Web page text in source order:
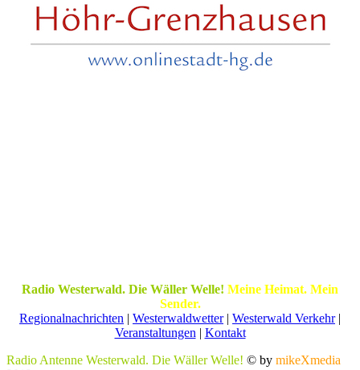
Radio Westerwald. Die Wäller Welle! Meine Heimat. Mein
Sender.
Regionalnachrichten | Westerwaldwetter| Westerwald Verkehr|
Veranstaltungen | Kontakt
Radio Antenne Westerwald. Die Wäller Welle! © by mikeXmedia